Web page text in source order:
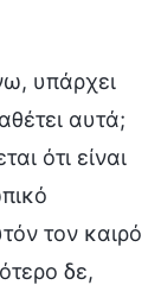
υπάρχει
αυτά;
ότι είναι
τον καιρό
δε,